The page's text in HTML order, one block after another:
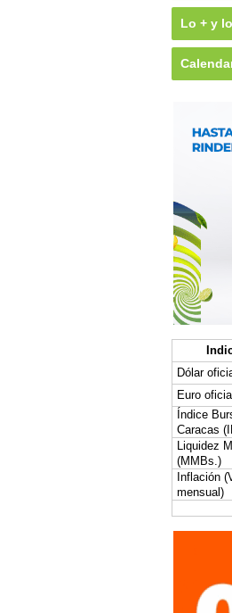
Lo + y
Dólar
Euro oficial
Índice
Caracas
Liquidez
(MMBs.)
Inflación
mensual)